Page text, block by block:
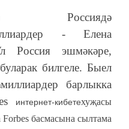
Россиядә
- Елена
Россия эшмәкәре,
билгеле. Быел
миллиардер барлыкка
интернет-кибетехуҗасы
басмасына сылтама